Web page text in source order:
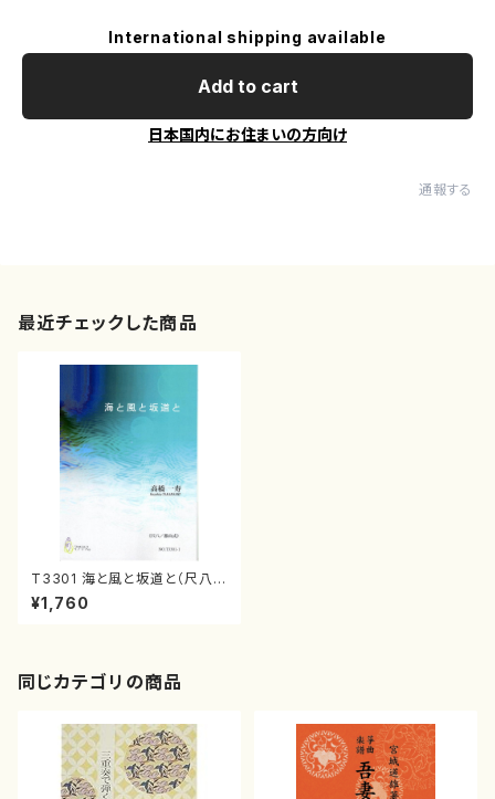
International shipping available
Add to cart
日本国内にお住まいの方向け
通報する
最近チェックした商品
T3301 海と風と坂道と（尺八、
箏/高橋一寿/楽譜）
¥1,760
同じカテゴリの商品